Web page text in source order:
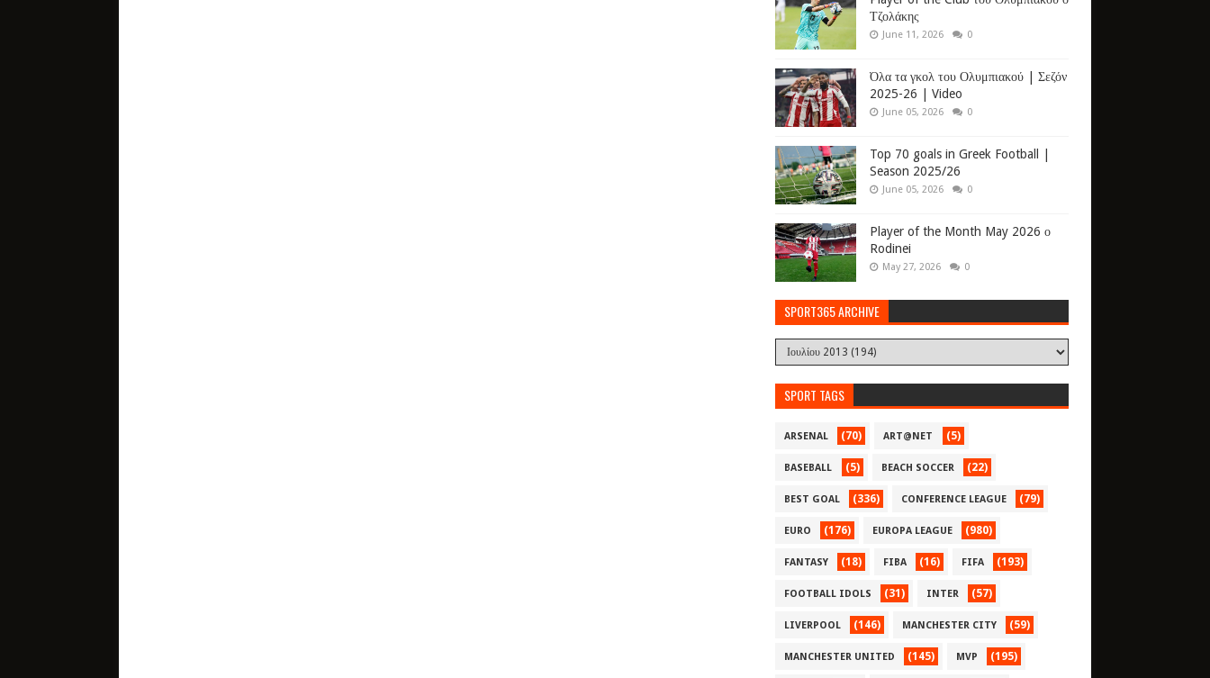
Τζολάκης
June 11, 2026 0
Όλα τα γκολ του Ολυμπιακού | Σεζόν
2025-26 | Video
June 05, 2026 0
Top 70 goals in Greek Football |
Season 2025/26
June 05, 2026 0
Player of the Month May 2026 ο
Rodinei
May 27, 2026 0
SPORT365 ARCHIVE
SPORT TAGS
ARSENAL (70) ART@NET (5)
BASEBALL (5) BEACH SOCCER (22)
BEST GOAL (336) CONFERENCE LEAGUE (79)
EURO (176) EUROPA LEAGUE (980)
FANTASY (18) FIBA (16) FIFA (193)
FOOTBALL IDOLS (31) INTER (57)
LIVERPOOL (146) MANCHESTER CITY (59)
MANCHESTER UNITED (145) MVP (195)